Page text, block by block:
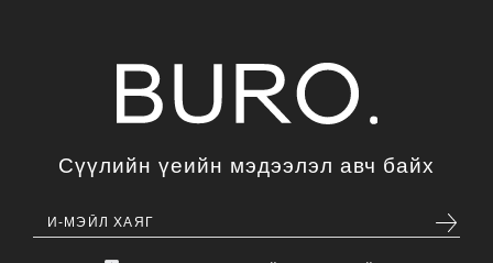
Сүүлийн үеийн мэдээлэл авч байх